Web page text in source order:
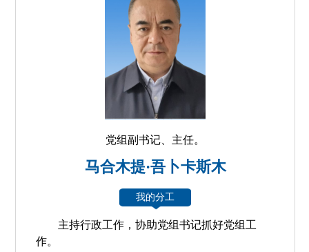
党组副书记、主任。
马合木提·吾卜卡斯木
我的分工
主持行政工作，协助党组书记抓好党组工
作。